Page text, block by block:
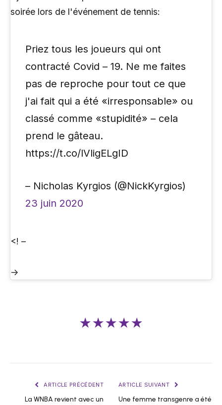
soirée lors de l'événement de tennis:
Priez tous les joueurs qui ont
contracté Covid – 19. Ne me faites
pas de reproche pour tout ce que
j'ai fait qui a été «irresponsable» ou
classé comme «stupidité» – cela
prend le gâteau.
https://t.co/lVligELgID
– Nicholas Kyrgios (@NickKyrgios)
23 juin 2020
<! –
->
★★★★★
ARTICLE PRÉCÉDENT
La WNBA revient avec un
ARTICLE SUIVANT
Une femme transgenre a été